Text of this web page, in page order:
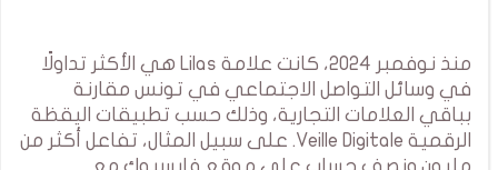
منذ نوفمبر 2024، كانت علامة Lilas هي الأكثر تداولًا
في وسائل التواصل الاجتماعي في تونس مقارنة
بباقي العلامات التجارية، وذلك حسب تطبيقات اليقظة
الرقمية Veille Digitale. على سبيل المثال، تفاعل أكثر من